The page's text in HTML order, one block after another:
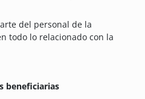
del personal de la
todo lo relacionado con la
beneficiarias